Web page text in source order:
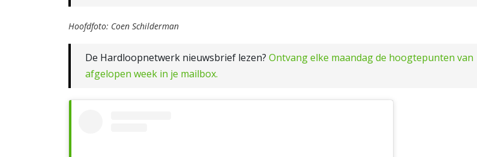
Hoofdfoto: Coen Schilderman
De Hardloopnetwerk nieuwsbrief lezen? Ontvang elke maandag de hoogtepunten van
afgelopen week in je mailbox.